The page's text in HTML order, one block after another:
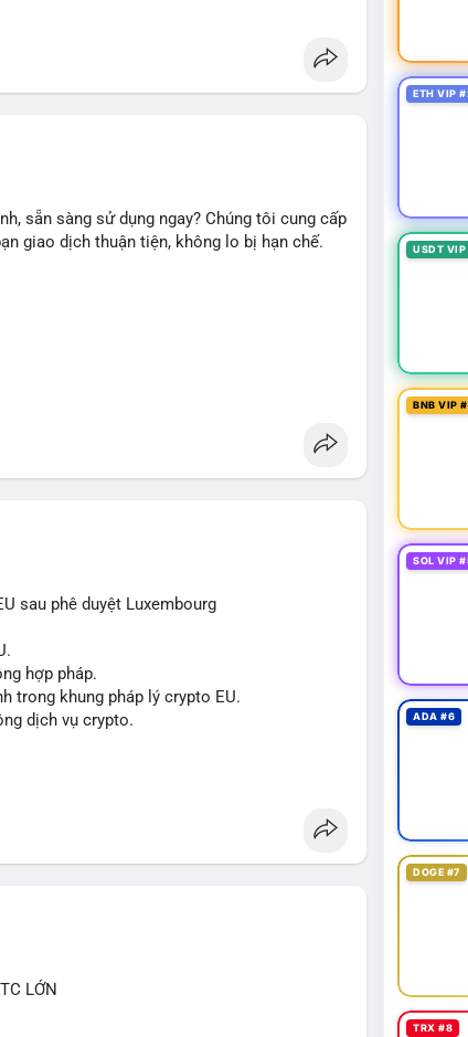
sẵn sàng sử dụng ngay? Chúng tôi cung cấp
giao dịch thuận tiện, không lo bị hạn chế.
ngay hôm nay:
sau phê duyệt Luxembourg
hợp pháp.
trong khung pháp lý crypto EU.
dịch vụ crypto.
LỚN
ETH VIP
USDT
BNB VIP
SOL VIP
ADA #6
DOGE #7
TRX #8